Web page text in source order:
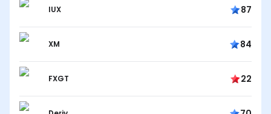
IUX 87
XM 84
FXGT 22